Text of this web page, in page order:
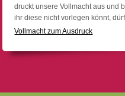
druckt unsere Vollmacht aus und
ihr diese nicht vorlegen könnt,
Vollmacht zum Ausdruck